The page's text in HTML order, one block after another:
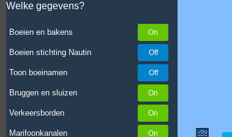
Welke gegevens?
Boeien en bakens
Boeien stichting Nautin
Toon boeinamen
Bruggen en sluizen
Verkeersborden
Marifoonkanalen